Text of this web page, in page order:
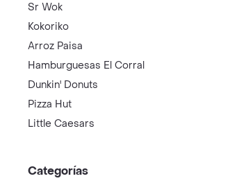
Sr Wok
Kokoriko
Arroz Paisa
Hamburguesas El Corral
Dunkin' Donuts
Pizza Hut
Little Caesars
Categorías